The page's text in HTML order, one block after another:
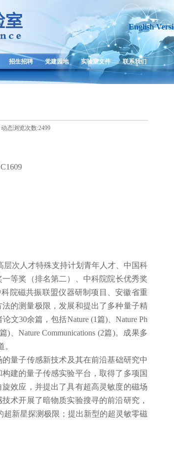
English
招生招聘 党建园地 实验室文件 联系我们
态浏览次数:2499
次人才特殊支持计划青年人才、 中国科
等奖（排名第二）
中科院院长优秀奖
科院磁共振联盟仪器研制项目、安徽省重
的测量极限 ， 发展和提出了多种量子精
论文30余篇 ，包括Nature (1篇)、 Nature Ph
篇) Nature Communications (2篇)。成果多
。
的量子传感新技术及其在前沿基础研究中
建的量子传感实验平台，取得了多项国
效应，并提出了具有超高灵敏度的磁场
技术开展了暗物质实验搜寻的前沿研究，
新星探测极限；提出新型的超灵敏零磁